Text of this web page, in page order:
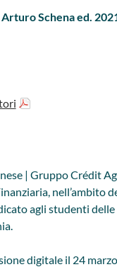
Schena ed.
| Gruppo Crédit
nell’ambito
agli studenti
digitale il 24